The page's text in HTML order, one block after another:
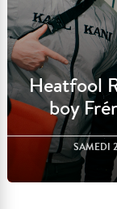
Heatfool
boy
SAMEDI